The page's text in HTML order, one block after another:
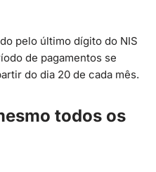
pelo último dígito do NIS
de pagamentos se
do dia 20 de cada mês.
todos os